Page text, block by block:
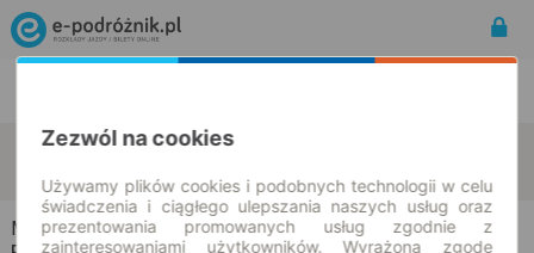
Mnich-Ośrodek
Kurów-Wieś
10.08.2026 | -- : --
Mnich-Ośrodek → Kurów-Wieś
Zezwól na cookies
Używamy plików cookies i podobnych technologii w celu
świadczenia i ciągłego ulepszania naszych usług oraz
prezentowania promowanych usług zgodnie z
zainteresowaniami użytkowników. Wyrażoną zgodę